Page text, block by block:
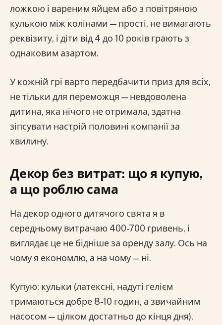
ложкою і вареним яйцем або з повітряною
кулькою між колінами — прості, не вимагають
реквізиту, і діти від 4 до 10 років грають з
однаковим азартом.
У кожній грі варто передбачити приз для всіх,
не тільки для переможця — невдоволена
дитина, яка нічого не отримала, здатна
зіпсувати настрій половині компанії за
хвилину.
Декор без витрат: що я купую,
а що роблю сама
На декор одного дитячого свята я в
середньому витрачаю 400-700 гривень, і
виглядає це не бідніше за оренду залу. Ось на
чому я економлю, а на чому — ні.
Купую: кульки (латексні, надуті гелієм
тримаються добре 8-10 годин, а звичайним
насосом — цілком достатньо до кінця дня),